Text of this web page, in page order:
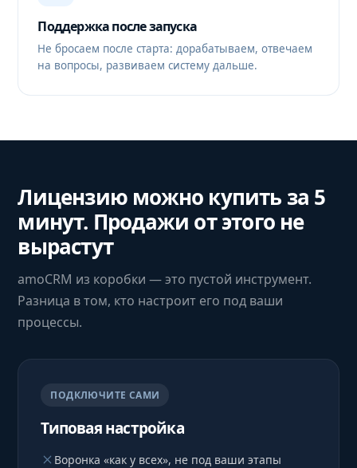
Поддержка после запуска
Не бросаем после старта: дорабатываем, отвечаем
на вопросы, развиваем систему дальше.
Лицензию можно купить за 5
минут. Продажи от этого не
вырастут
amoCRM из коробки — это пустой инструмент.
Разница в том, кто настроит его под ваши
процессы.
ПОДКЛЮЧИТЕ САМИ
Типовая настройка
Воронка «как у всех», не под ваши этапы